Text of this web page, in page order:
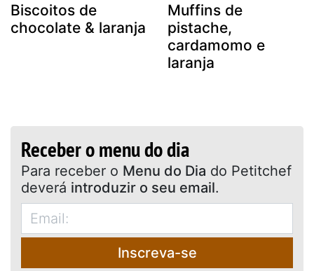
Biscoitos de
chocolate & laranja
Muffins de
pistache,
cardamomo e
laranja
Receber o menu do dia
Para receber o Menu do Dia do Petitchef
deverá introduzir o seu email.
Inscreva-se